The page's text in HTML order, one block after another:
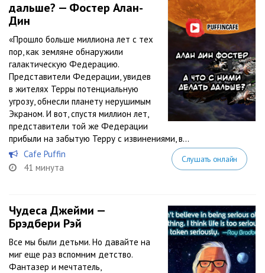
дальше? — Фостер Алан-
Дин
«Прошло больше миллиона лет с тех
пор, как земляне обнаружили
галактическую Федерацию.
Представители Федерации, увидев
в жителях Терры потенциальную
угрозу, обнесли планету нерушимым
Экраном. И вот, спустя миллион лет,
представители той же Федерации
прибыли на забытую Терру с извинениями, в...
Cafe Puffin
41 минута
Слушать онлайн
Чудеса Джейми —
Брэдбери Рэй
Все мы были детьми. Но давайте на
миг еще раз вспомним детство.
Фантазер и мечтатель,